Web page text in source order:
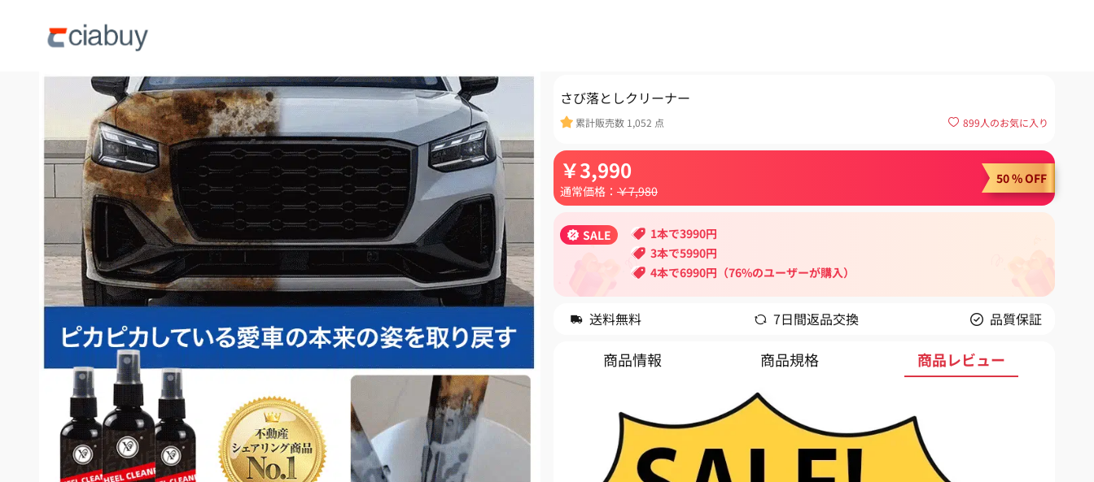
￥3,990
通常価格： ￥7,980
50 % OFF
さび落としクリーナー
累計販売数 1,052 点 899人のお気に入り
SALE
1本で3990円
3本で5990円
4本で6990円（76%のユーザーが購入）
送料無料 7日間返品交換 品質保証
商品情報 商品規格 商品レビュー